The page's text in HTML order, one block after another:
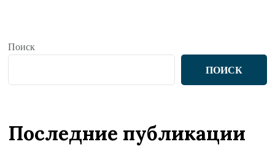
Поиск
ПОИСК
Последние публикации